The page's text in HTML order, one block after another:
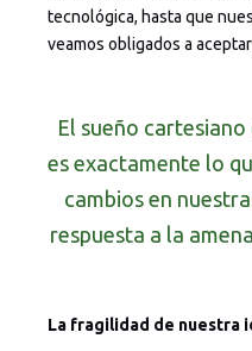
tecnológica, hasta que
veamos obligados a
El sueño
es exactamente lo
cambios en
respuesta a la
La fragilidad de nuestra